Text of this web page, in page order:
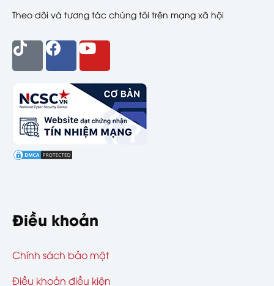
Theo dõi và tương tác chúng tôi trên mạng xã hội
Điều khoản
Chính sách bảo mật
Điều khoản điều kiện